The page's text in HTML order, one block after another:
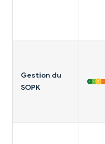
Gestion du
SOPK